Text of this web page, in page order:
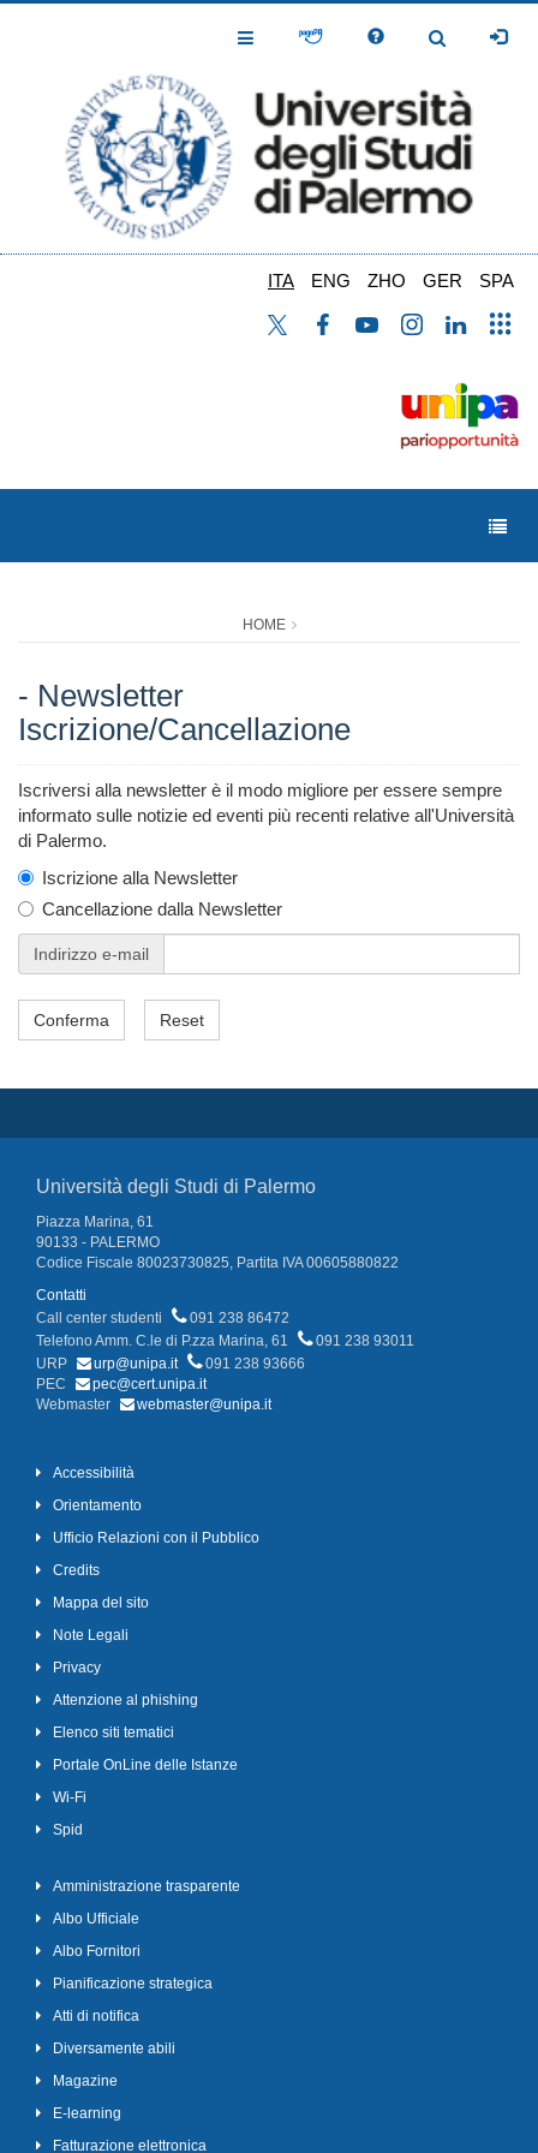
Toggle
Toggle
ITA ENG ZHO GER SPA
HOME
- Newsletter
Iscrizione/Cancellazione
Iscriversi alla newsletter è il modo migliore per essere sempre
informato sulle notizie ed eventi più recenti relative all'Università
di Palermo.
Iscrizione alla Newsletter
Cancellazione dalla Newsletter
Indirizzo e-mail
Università degli Studi di Palermo
Piazza Marina, 61
90133 - PALERMO
Codice Fiscale 80023730825, Partita IVA 00605880822
Contatti
Call center studenti
091 238 86472
Telefono Amm. C.le di P.zza Marina, 61
091 238 93011
URP
urp@unipa.it
091 238 93666
PEC
pec@cert.unipa.it
Webmaster
webmaster@unipa.it
Accessibilità
Orientamento
Ufficio Relazioni con il Pubblico
Credits
Mappa del sito
Note Legali
Privacy
Attenzione al phishing
Elenco siti tematici
Portale OnLine delle Istanze
Wi-Fi
Spid
Amministrazione trasparente
Albo Ufficiale
Albo Fornitori
Pianificazione strategica
Atti di notifica
Diversamente abili
Magazine
E-learning
Fatturazione elettronica